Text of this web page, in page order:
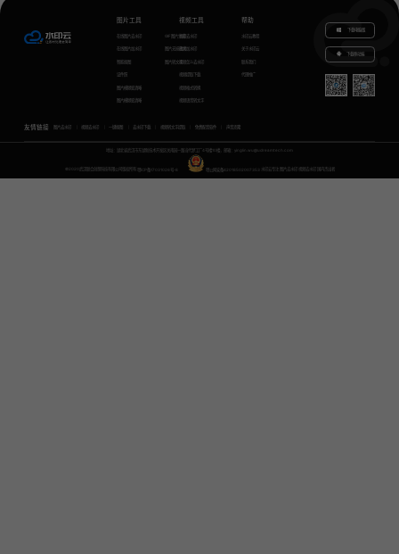
图片工具
在线图片去水印
在线图片加水印
智能抠图
证件照
图片模糊变清晰
图片模糊变清晰
GIF图片生成
图片无损放大
图片转文字
视频工具
视频去水印
视频加水印
视频怎么去水印
视频提取下载
视频格式转换
视频语音转文字
帮助
水印云教程
关于水印云
联系我们
代理推广
下载电脑版
下载移动端
友情链接 图片去水印 视频去水印 一键抠图 去水印下载 视频转文字提取 免费配音软件
地址：湖北省武汉市东湖新技术开发区关南园一路当代梦工厂4号楼10楼，邮箱：yinglin.wu@udreamtech.com
©2020武汉联合创想科技有限公司版权所有 鄂ICP备17031026号-8 鄂公网安备42018502007353 水印云专注 图片去水印 视频去水印 国内杰出者